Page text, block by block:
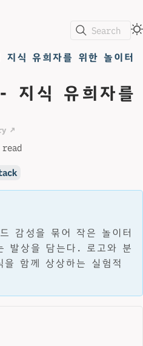
Search
지식 유희자를 위한 놀이터
지식 유희자를
↗
감성을 묶어 작은 놀이터
발상을 담는다. 로고와 분
함께 상상하는 실험적